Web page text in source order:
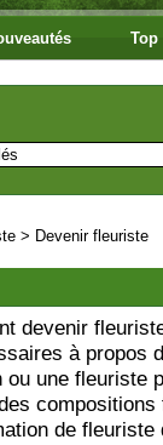
Top
> Devenir fleuriste
devenir
à propos
ou une fleuriste
de